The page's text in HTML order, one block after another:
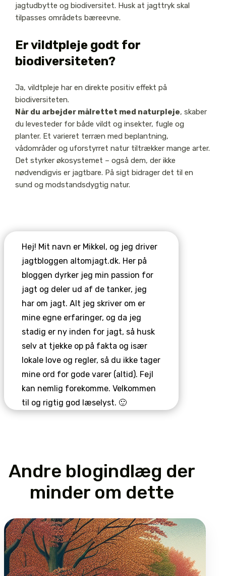
jagtudbytte og biodiversitet. Husk at jagttryk skal
tilpasses områdets bæreevne.
Er vildtpleje godt for
biodiversiteten?
Ja, vildtpleje har en direkte positiv effekt på
biodiversiteten.
Når du arbejder målrettet med naturpleje, skaber
du levesteder for både vildt og insekter, fugle og
planter. Et varieret terræn med beplantning,
vådområder og uforstyrret natur tiltrækker mange arter.
Det styrker økosystemet – også dem, der ikke
nødvendigvis er jagtbare. På sigt bidrager det til en
sund og modstandsdygtig natur.
Hej! Mit navn er Mikkel, og jeg driver
jagtbloggen altomjagt.dk. Her på
bloggen dyrker jeg min passion for
jagt og deler ud af de tanker, jeg
har om jagt. Alt jeg skriver om er
mine egne erfaringer, og da jeg
stadig er ny inden for jagt, så husk
selv at tjekke op på fakta og især
lokale love og regler, så du ikke tager
mine ord for gode varer (altid). Fejl
kan nemlig forekomme. Velkommen
til og rigtig god læselyst. 🙂
Andre blogindlæg der
minder om dette